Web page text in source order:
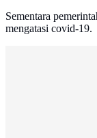
Sementara
mengatasi covid-19.